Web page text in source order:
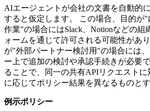
AIエージェントが会社の文書を自動的
すると仮定します。 この場合、目的が"
作業"の場合にはSlack、Notionなどの組
ォームを通じて許可される可能性があ
が"外部パートナー検討用"の場合には
ー上で追加の検討や承認手続きが必要
ることで、同一の共有APIリクエスト
に応じてポリシー結果を異なるものと
例示ポリシー